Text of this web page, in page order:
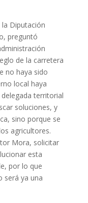
Diputación
preguntó
de la carretera
no haya sido
local haya
territorial
soluciones, y
sino porque se
agricultores.
Mora, solicitar
esta
por lo que
será ya una